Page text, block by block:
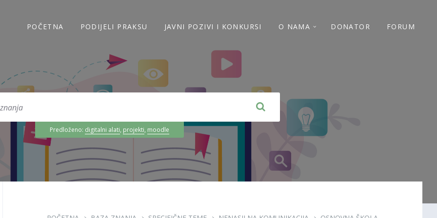
POČETNA PODIJELI PRAKSU JAVNI POZIVI I KONKURSI O NAMA DONATOR FORUM
Predloženo: digitalni alati, projekti, moodle